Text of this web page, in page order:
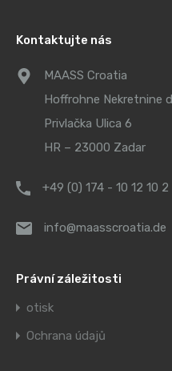
Kontaktujte nás
MAASS Croatia
Hoffrohne Nekretnine
Privlačka Ulica 6
HR – 23000 Zadar
+49 (0) 174 - 10 12 10 2
info@maasscroatia.de
Právní záležitosti
otisk
Ochrana údajů